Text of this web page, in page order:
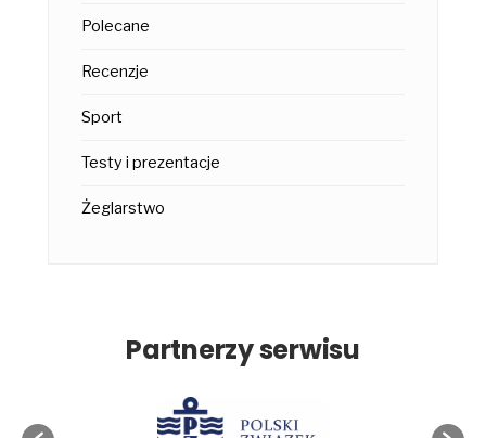
Polecane
Recenzje
Sport
Testy i prezentacje
Żeglarstwo
Partnerzy serwisu